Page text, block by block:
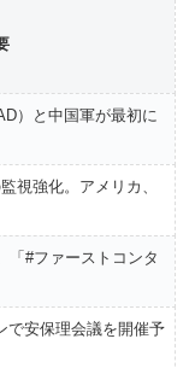
）と中国軍が最初に
視強化。アメリカ、
「#ファーストコンタ
で安保理会議を開催予